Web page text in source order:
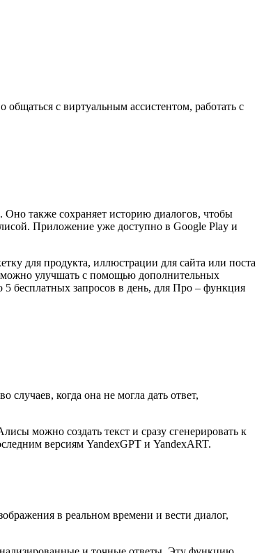
с виртуальным ассистентом, работать с
Оно также сохраняет историю диалогов, чтобы
Приложение уже доступно в Google Play и
для продукта, иллюстрации для сайта или поста
можно улучшать с помощью дополнительных
бесплатных запросов в день, для Про – функция
случаев, когда она не могла дать ответ,
можно создать текст и сразу сгенерировать к
версиям YandexGPT и YandexART.
в реальном времени и вести диалог,